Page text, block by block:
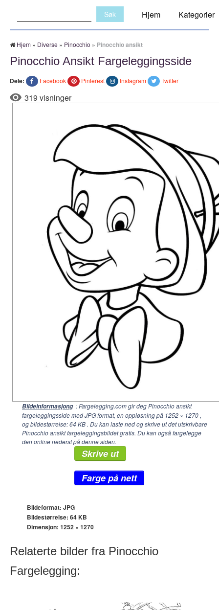
Hjem Kategorier
Hjem » Diverse » Pinocchio » Pinocchio ansikt
Pinocchio Ansikt Fargeleggingsside
Dele: Facebook Pinterest Instagram Twitter
319 visninger
Bildeinformasjong : Fargelegging.com gir deg Pinocchio ansikt
fargeleggingsside med JPG format, en oppløsning på 1252 × 1270 ,
og bildestørrelse: 64 KB . Du kan laste ned og skrive ut det utskrivbare
Pinocchio ansikt fargeleggingsbildet gratis. Du kan også fargelegge
den online nederst på denne siden.
Skrive ut
Farge på nett
Bildeformat: JPG
Bildestørrelse: 64 KB
Dimensjon: 1252 × 1270
Relaterte bilder fra Pinocchio
Fargelegging: